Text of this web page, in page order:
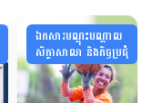
ឯកសារបណ្ដុះបណ្ដាល
សិក្ខាសាលា និងកិច្ចប្រជុំ